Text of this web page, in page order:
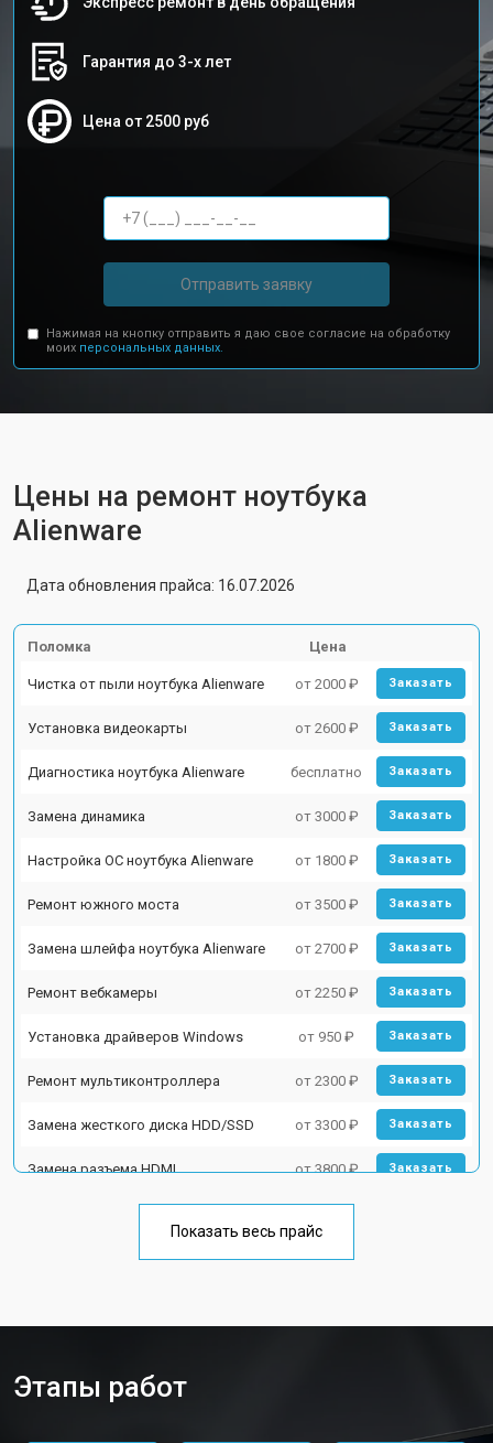
Гарантия до 3-х лет
Цена от 2500 руб
Отправить заявку
Нажимая на кнопку отправить я даю свое согласие на обработку
моих персональных данных.
Цены на ремонт ноутбука
Alienware
Дата обновления прайса: 16.07.2026
Поломка Цена
Чистка от пыли ноутбука Alienware от 2000 ₽ Заказать
Установка видеокарты от 2600 ₽ Заказать
Диагностика ноутбука Alienware бесплатно Заказать
Замена динамика от 3000 ₽ Заказать
Настройка ОС ноутбука Alienware от 1800 ₽ Заказать
Ремонт южного моста от 3500 ₽ Заказать
Замена шлейфа ноутбука Alienware от 2700 ₽ Заказать
Ремонт вебкамеры от 2250 ₽ Заказать
Установка драйверов Windows от 950 ₽ Заказать
Ремонт мультиконтроллера от 2300 ₽ Заказать
Замена жесткого диска HDD/SSD от 3300 ₽ Заказать
Замена разъема HDMI от 3800 ₽ Заказать
Замена клавиатуры от 2900 ₽
Замена матрицы ноутбука Alienware
Заказать
Показать весь прайс
Этапы работ